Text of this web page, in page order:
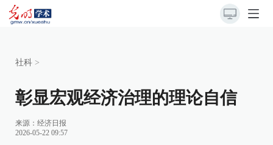
社科 >
彰显宏观经济治理的理论自信
来源： 经济日报
2026-05-22 09:57